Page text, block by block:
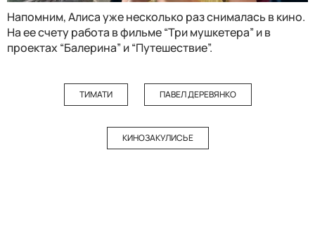
Напомним, Алиса уже несколько раз снималась в кино.
На ее счету работа в фильме “Три мушкетера” и в
проектах “Балерина” и “Путешествие”.
ТИМАТИ ПАВЕЛ ДЕРЕВЯНКО
КИНОЗАКУЛИСЬЕ